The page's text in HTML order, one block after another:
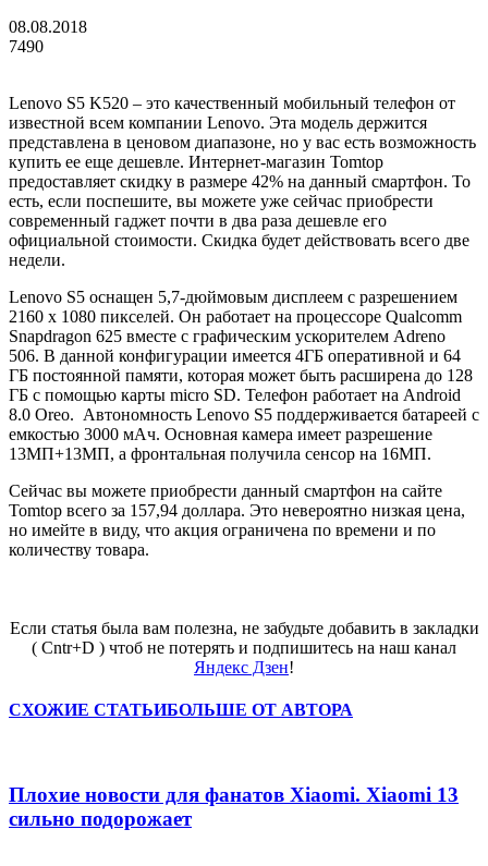
08.08.2018
7490
Lenovo S5 K520 – это качественный мобильный телефон от
известной всем компании Lenovo. Эта модель держится
представлена в ценовом диапазоне, но у вас есть возможность
купить ее еще дешевле. Интернет-магазин Tomtop
предоставляет скидку в размере 42% на данный смартфон. То
есть, если поспешите, вы можете уже сейчас приобрести
современный гаджет почти в два раза дешевле его
официальной стоимости. Скидка будет действовать всего две
недели.
Lenovo S5 оснащен 5,7-дюймовым дисплеем с разрешением
2160 x 1080 пикселей. Он работает на процессоре Qualcomm
Snapdragon 625 вместе с графическим ускорителем Adreno
506. В данной конфигурации имеется 4ГБ оперативной и 64
ГБ постоянной памяти, которая может быть расширена до 128
ГБ с помощью карты micro SD. Телефон работает на Android
8.0 Oreo. Автономность Lenovo S5 поддерживается батареей с
емкостью 3000 мАч. Основная камера имеет разрешение
13МП+13МП, а фронтальная получила сенсор на 16МП.
Сейчас вы можете приобрести данный смартфон на сайте
Tomtop всего за 157,94 доллара. Это невероятно низкая цена,
но имейте в виду, что акция ограничена по времени и по
количеству товара.
Если статья была вам полезна, не забудьте добавить в закладки
( Cntr+D ) чтоб не потерять и подпишитесь на наш канал
Яндекс Дзен!
СХОЖИЕ СТАТЬИБОЛЬШЕ ОТ АВТОРА
Плохие новости для фанатов Xiaomi. Xiaomi 13
сильно подорожает